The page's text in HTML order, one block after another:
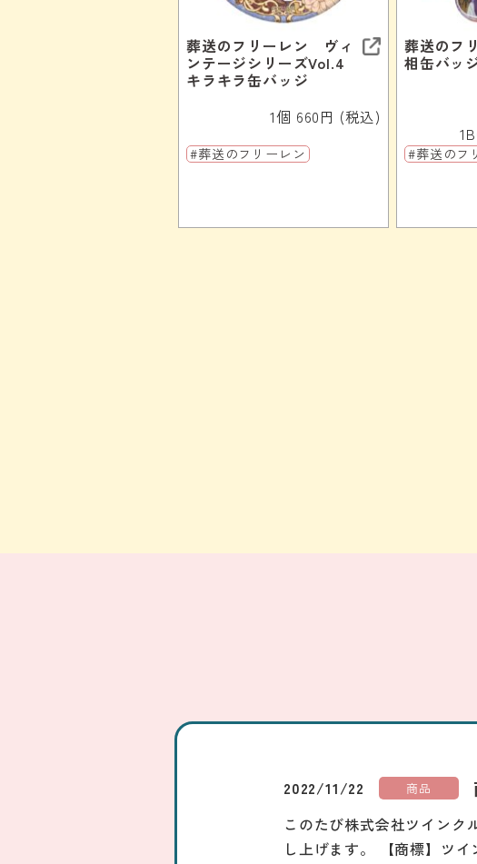
葬送のフリーレン ヴィ
ンテージシリーズVol.4
キラキラ缶バッジ
1個 660円 (税込)
#葬送のフリーレン
葬送のフ
相缶バッ
#葬送のフ
2022/11/22 商品
このたび株式会社ツインク
し上げます。 【商標】ツ